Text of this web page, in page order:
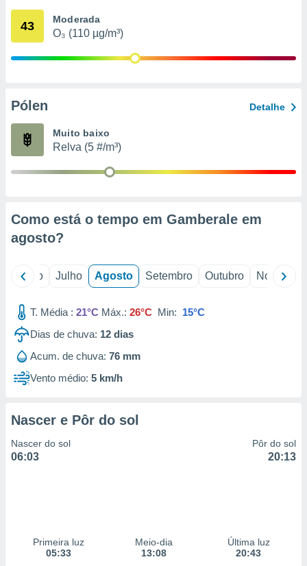
através
estudos
1199
43 Moderada
O₃ (110 µg/m³)
Pólen Detalhe
Muito baixo
Relva (5 #/m³)
Como está o tempo em Gamberale em
agosto?
Junho Julho Agosto Setembro Outubro Novembro
T. Média : 21°C Máx.: 26°C Min: 15°C
Dias de chuva: 12 dias
Acum. de chuva: 76 mm
Vento médio: 5 km/h
Nascer e Pôr do sol
Nascer do sol
06:03
Pôr do sol
20:13
Primeira luz
05:33
Meio-dia
13:08
Última luz
20:43